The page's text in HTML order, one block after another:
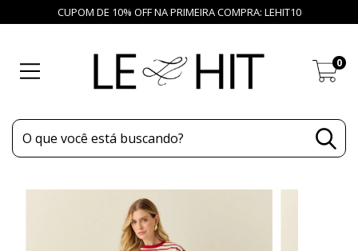
CUPOM DE 10% OFF NA PRIMEIRA COMPRA: LEHIT10
0